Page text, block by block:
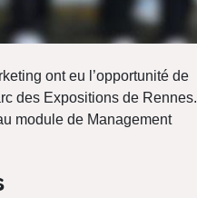
ont eu l’opportunité de
des Expositions de Rennes.
module de Management